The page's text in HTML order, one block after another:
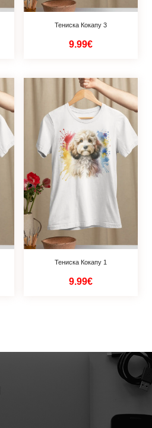
Тениска Кокапу 3
9.99€
Тениска Кокапу 1
9.99€